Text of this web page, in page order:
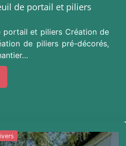
de portail et piliers
portail et piliers Création de
de piliers pré-décorés,